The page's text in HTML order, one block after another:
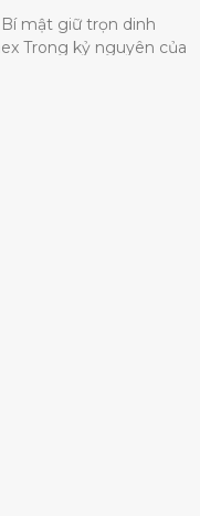
mật giữ trọn dinh
Trong kỷ nguyên của